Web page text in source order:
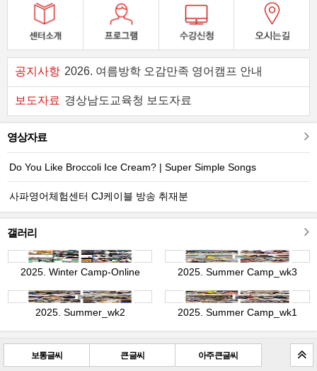
공지사항 2026. 여름방학 오감만족 영어캠프 안내
보도자료 경상남도교육청 보도자료
영상자료
Do You Like Broccoli Ice Cream? | Super Simple Songs
사파영어체험센터 CJ케이블 방송 취재분
갤러리
2025. Winter Camp-Online 2025. Summer Camp_wk3
2025. Summer_wk2 2025. Summer Camp_wk1
보통글씨 큰 글씨 아주 큰 글씨